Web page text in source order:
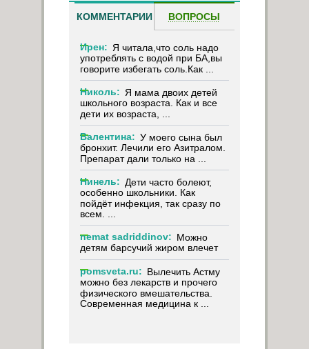
КОММЕНТАРИИ ВОПРОСЫ
Ирен: Я читала,что соль надо
употреблять с водой при БА,вы
говорите избегать соль.Как ...
Николь: Я мама двоих детей
школьного возраста. Как и все
дети их возраста, ...
Валентина: У моего сына был
бронхит. Лечили его Азитралом.
Препарат дали только на ...
Нинель: Дети часто болеют,
особенно школьники. Как
пойдёт инфекция, так сразу по
всем. ...
nemat sadriddinov: Можно
детям барсучий жиром влечет
pomsveta.ru: Вылечить Астму
можно без лекарств и прочего
физического вмешательства.
Современная медицина к ...